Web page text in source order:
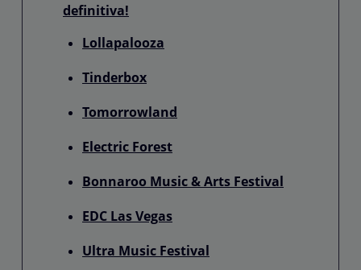
definitiva!
Lollapalooza
Tinderbox
Tomorrowland
Electric Forest
Bonnaroo Music & Arts Festival
EDC Las Vegas
Ultra Music Festival